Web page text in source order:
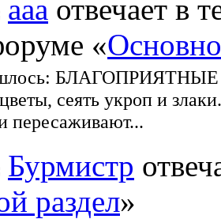
aaa отвечает в
«
сеять укроп и
пересаживают...
Бурмистр
раздел»